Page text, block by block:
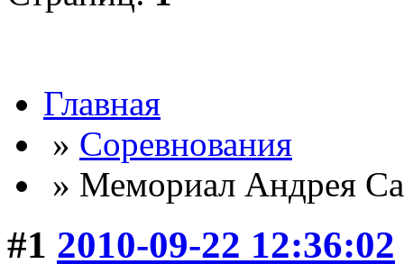
Главная
» Соревнования
» Мемориал Андрея
#1 2010-09-22 12:36:02